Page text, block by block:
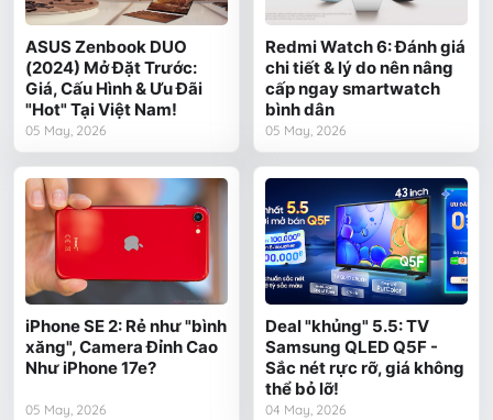
ASUS Zenbook DUO
(2024) Mở Đặt Trước:
Giá, Cấu Hình & Ưu Đãi
"Hot" Tại Việt Nam!
05 May, 2026
Redmi Watch 6: Đánh giá
chi tiết & lý do nên nâng
cấp ngay smartwatch
bình dân
05 May, 2026
iPhone SE 2: Rẻ như "bình
xăng", Camera Đỉnh Cao
Như iPhone 17e?
05 May, 2026
Deal "khủng" 5.5: TV
Samsung QLED Q5F -
Sắc nét rực rỡ, giá không
thể bỏ lỡ!
04 May, 2026